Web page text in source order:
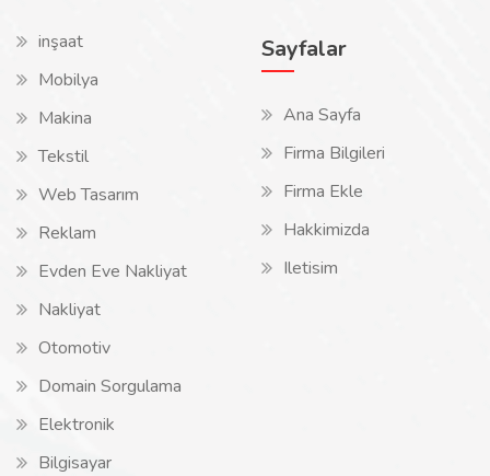
inşaat
Mobilya
Makina
Tekstil
Web Tasarım
Reklam
Evden Eve Nakliyat
Nakliyat
Otomotiv
Domain Sorgulama
Elektronik
Bilgisayar
Sayfalar
Ana Sayfa
Firma Bilgileri
Firma Ekle
Hakkimizda
Iletisim